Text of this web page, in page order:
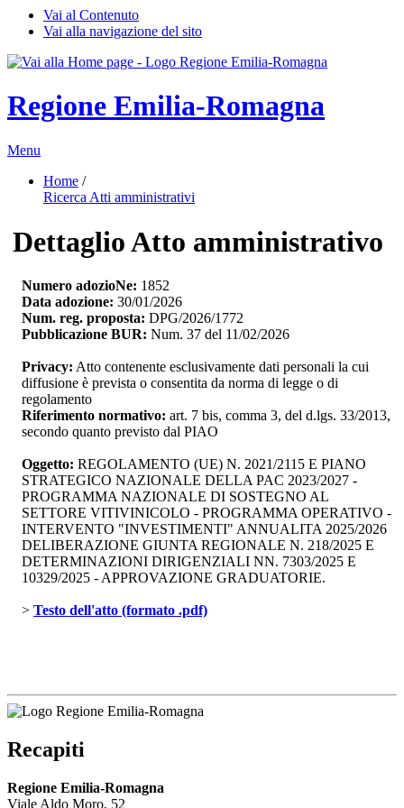
Vai al Contenuto
Vai alla navigazione del sito
Regione Emilia-Romagna
Menu
Home /
Ricerca Atti amministrativi
Dettaglio Atto amministrativo
Numero adozioNe: 1852
Data adozione: 30/01/2026
Num. reg. proposta: DPG/2026/1772
Pubblicazione BUR: Num. 37 del 11/02/2026
Privacy: Atto contenente esclusivamente dati personali la cui
diffusione è prevista o consentita da norma di legge o di
regolamento
Riferimento normativo: art. 7 bis, comma 3, del d.lgs. 33/2013,
secondo quanto previsto dal PIAO
Oggetto: REGOLAMENTO (UE) N. 2021/2115 E PIANO
STRATEGICO NAZIONALE DELLA PAC 2023/2027 -
PROGRAMMA NAZIONALE DI SOSTEGNO AL
SETTORE VITIVINICOLO - PROGRAMMA OPERATIVO -
INTERVENTO "INVESTIMENTI" ANNUALITA 2025/2026
DELIBERAZIONE GIUNTA REGIONALE N. 218/2025 E
DETERMINAZIONI DIRIGENZIALI NN. 7303/2025 E
10329/2025 - APPROVAZIONE GRADUATORIE.
> Testo dell'atto (formato .pdf)
Recapiti
Regione Emilia-Romagna
Viale Aldo Moro, 52